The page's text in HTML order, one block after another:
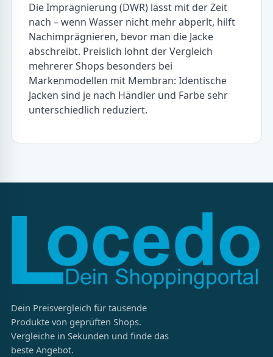
Die Imprägnierung (DWR) lässt mit der Zeit
nach – wenn Wasser nicht mehr abperlt, hilft
Nachimprägnieren, bevor man die Jacke
abschreibt. Preislich lohnt der Vergleich
mehrerer Shops besonders bei
Markenmodellen mit Membran: Identische
Jacken sind je nach Händler und Farbe sehr
unterschiedlich reduziert.
Dein Preisvergleich für tausende
Produkte von geprüften Shops.
Vergleiche in Sekunden und finde das
beste Angebot.